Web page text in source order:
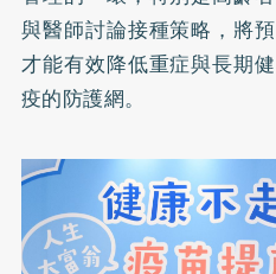
與醫師討論接種策略，將
才能有效降低重症與長期
疫的防護網。